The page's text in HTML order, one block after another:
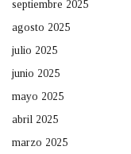
septiembre 2025
agosto 2025
julio 2025
junio 2025
mayo 2025
abril 2025
marzo 2025